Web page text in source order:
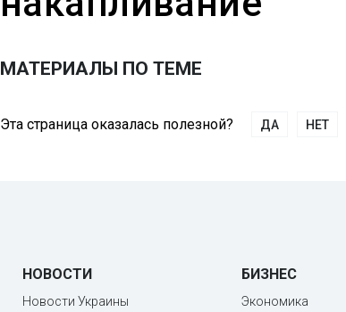
МАТЕРИАЛЫ ПО ТЕМЕ
Эта страница оказалась полезной? ДА НЕТ
НОВОСТИ
Новости Украины
БИЗНЕС
Экономика